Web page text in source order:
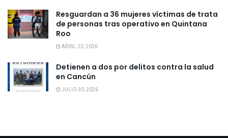
Resguardan a 36 mujeres víctimas de trata
de personas tras operativo en Quintana
Roo
ABRIL 20, 2026
Detienen a dos por delitos contra la salud
en Cancún
JULIO 30, 2026